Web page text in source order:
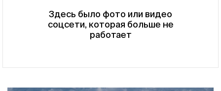
Здесь было фото или видео
соцсети, которая больше не
работает